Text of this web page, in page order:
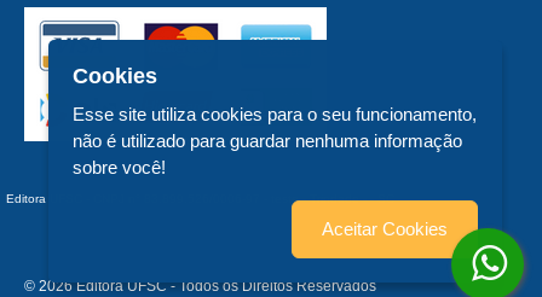
Editora UFSC - CNPJ n° 83.899.526/0006-97 - teste - Trindade - - SC
© 2026 Editora UFSC - Todos os Direitos Reservados
Cookies
Esse site utiliza cookies para o seu funcionamento,
não é utilizado para guardar nenhuma informação
sobre você!
Aceitar Cookies